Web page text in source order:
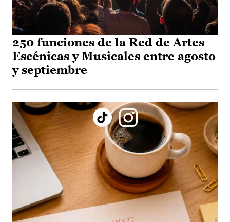
250 funciones de la Red de Artes
Escénicas y Musicales entre agosto
y septiembre